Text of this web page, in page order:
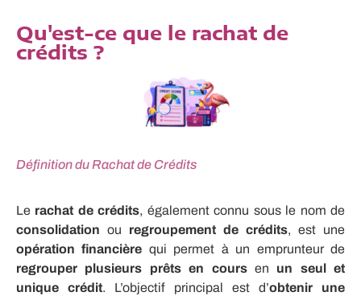
Qu'est-ce que le rachat de
crédits ?
Définition du Rachat de Crédits
Le rachat de crédits, également connu sous le nom de
consolidation ou regroupement de crédits, est une
opération financière qui permet à un emprunteur de
regrouper plusieurs prêts en coursen un seul et
unique crédit. L’objectif principal est d’obtenir une